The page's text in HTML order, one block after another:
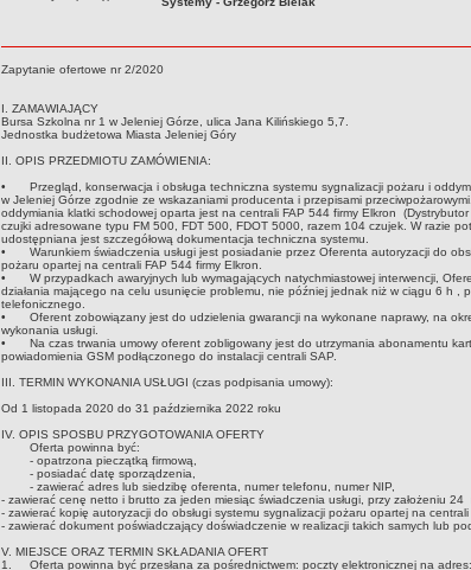
Zapytanie ofertowe nr 2/2020
I. ZAMAWIAJĄCY
Bursa Szkolna nr 1 w Jeleniej Górze, ulica Jana Kilińskiego 5,7.
Jednostka budżetowa Miasta Jeleniej Góry
II. OPIS PRZEDMIOTU ZAMÓWIENIA:
•
Przegląd, konserwacja i obsługa techniczna systemu sygnalizacji pożaru i
w Jeleniej Górze zgodnie ze wskazaniami producenta i przepisami
oddymiania klatki schodowej oparta jest na centrali FAP 544 firmy Elkron (Dystrybutor
czujki adresowane typu FM 500, FDT 500, FDOT 5000, razem 104 czujek. W razie
udostępniana jest szczegółową dokumentacja techniczna systemu.
•
Warunkiem świadczenia usługi jest posiadanie przez Oferenta autoryzacji do
pożaru opartej na centrali FAP 544 firmy Elkron.
•
W przypadkach awaryjnych lub wymagających natychmiastowej interwencji,
działania mającego na celu usunięcie problemu, nie później jednak niż w ciągu 6 h ,
telefonicznego.
•
Oferent zobowiązany jest do udzielenia gwarancji na wykonane naprawy, na
wykonania usługi.
•
Na czas trwania umowy oferent zobligowany jest do utrzymania abonamentu
powiadomienia GSM podłączonego do instalacji centrali SAP.
III. TERMIN WYKONANIA USŁUGI (czas podpisania umowy):
Od 1 listopada 2020 do 31 października 2022 roku
IV. OPIS SPOSBU PRZYGOTOWANIA OFERTY
Oferta powinna być:
- opatrzona pieczątką firmową,
- posiadać datę sporządzenia,
- zawierać adres lub siedzibę oferenta, numer telefonu, numer NIP,
- zawierać cenę netto i brutto za jeden miesiąc świadczenia usługi, przy założeniu 24
- zawierać kopię autoryzacji do obsługi systemu sygnalizacji pożaru opartej na centrali
- zawierać dokument poświadczający doświadczenie w realizacji takich samych lub
V. MIEJSCE ORAZ TERMIN SKŁADANIA OFERT
1.
Oferta powinna być przesłana za pośrednictwem: poczty elektronicznej na